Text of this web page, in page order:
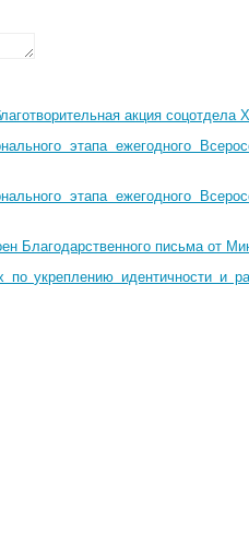
акция соцотдела
этапа ежегодного
этапа ежегодного
Благодарственного письма от
укреплению идентичности и